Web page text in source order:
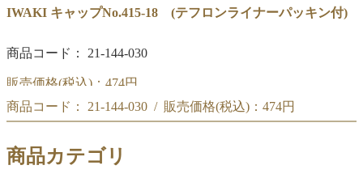
IWAKI キャップNo.415-18 (テフロンライナーパッキン付)
商品コード： 21-144-030
販売価格(税込)： 474円
(#228)IWAKI キャップNo.415-18 (テフロンライナーパッキ
商品コード： 21-144-030 / 販売価格(税込)： 474円
商品カテゴリ